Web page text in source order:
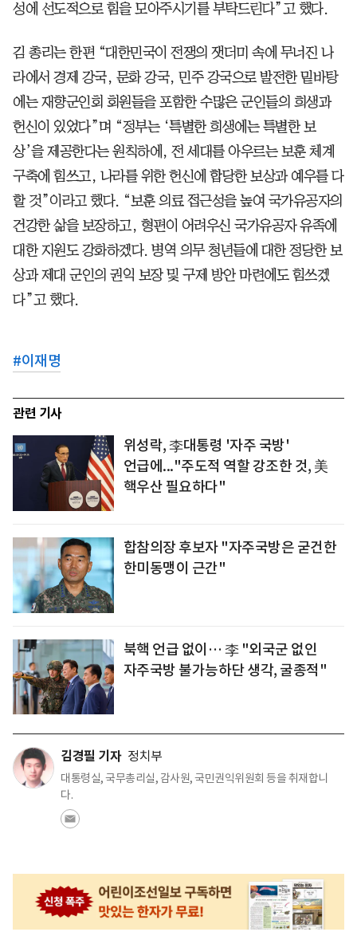
성에 선도적으로 힘을 모아주시기를 부탁드린다”고 했다.
김 총리는 한편 “대한민국이 전쟁의 잿더미 속에 무너진 나
라에서 경제 강국, 문화 강국, 민주 강국으로 발전한 밑바탕
에는 재향군인회 회원들을 포함한 수많은 군인들의 희생과
헌신이 있었다”며 “정부는 ‘특별한 희생에는 특별한 보
상’을 제공한다는 원칙하에, 전 세대를 아우르는 보훈 체계
구축에 힘쓰고, 나라를 위한 헌신에 합당한 보상과 예우를 다
할 것”이라고 했다. “보훈 의료 접근성을 높여 국가유공자의
건강한 삶을 보장하고, 형편이 어려우신 국가유공자 유족에
대한 지원도 강화하겠다. 병역 의무 청년들에 대한 정당한 보
상과 제대 군인의 권익 보장 및 구제 방안 마련에도 힘쓰겠
다”고 했다.
#이재명
관련 기사
위성락, 李대통령 '자주 국방'
언급에..."주도적 역할 강조한 것, 美
핵우산 필요하다"
합참의장 후보자 "자주국방은 굳건한
한미동맹이 근간"
북핵 언급 없이… 李 "외국군 없인
자주국방 불가능하단 생각, 굴종적"
김경필 기자 정치부
대통령실, 국무총리실, 감사원, 국민권익위원회 등을 취재합니
다.